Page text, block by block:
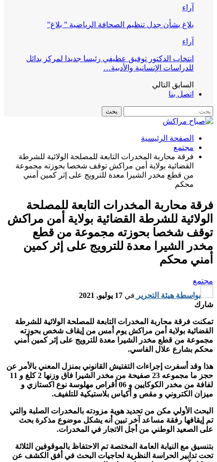
آراء
بلاغ بشأن جدل تنظيم الصحافة الرياضية ” بلاغ”
آراء
انتخاب الدكتور توفيق عطيفي رئيسا جديدا لمركز بدائل
للدراسات الإنسانية والأدبية…
السابق التالي
اتصل بنا
الصفحة الرئيسية
مجتمع
فرقة محاربة المخدرات التابعة للمصلحة الولائية للشرطة
القضائية بولاية أمن مراكش توقف شخصا بحوزته مجموعة
من قطع مخدر الشيرا معدة للترويج على إثر كمين أمني
محكم
فرقة محاربة المخدرات التابعة للمصلحة
الولائية للشرطة القضائية بولاية أمن مراكش
توقف شخصا بحوزته مجموعة من قطع
مخدر الشيرا معدة للترويج على إثر كمين
أمني محكم
مجتمع
بواسطة هيئة التحرير في 17 يوليو, 2021
شارك
تمكنت فرقة محاربة المخدرات التابعة للمصلحة الولائية للشرطة
القضائية بولاية أمن مراكش يوم أمس من إيقاف شخص بحوزته
مجموعة من قطع مخدر الشيرا معدة للترويج على إثر كمين أمني
محكم بشارع علال الفاسي.
هذا وقد أسفرت إجراءات التفتيش القانوني بمنزل المعني بالأمر عن
حجز ما مجموعه 23 صفيحة من مخدر الشيرا فاق وزنها 2 كلغ و 11
لفافة من مخدر الكوكايين و 06 أقراص مهلوسة نوع اكستازي و
ميزان الكتروني و مقص و أكياس بلاستيكية للتلفيف.
البحث الأولي مكن من تحديد هوية مزودته بالمخدرات الصلبة والتي
تم إيقافها رفقة مساعد آخر تبين أنه يشكل موضوع مذكرة بحث
على الصعيد الوطني من أجل الاتجار في المخدرات.
بتنسيق مع النيابة العامة المختصة تم الاحتفاظ بالموقوفين الثلاثة
تحت تدابير الحراسة النظرية لحاجيات البحث في أفق الكشف عن